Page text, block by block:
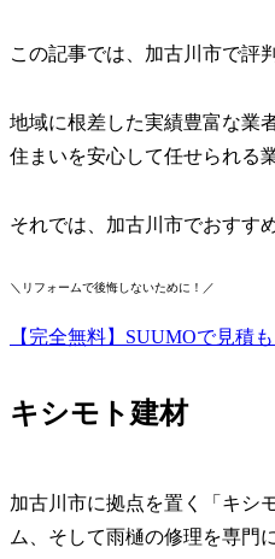
この記事では、加古川市で評
地域に根差した実績豊富な業
住まいを安心して任せられる
それでは、加古川市でおすす
＼リフォームで後悔しないために！／
【完全無料】SUUMOで見積
キシモト建材
加古川市に拠点を置く「キシ
ム、そして雨樋の修理を専門